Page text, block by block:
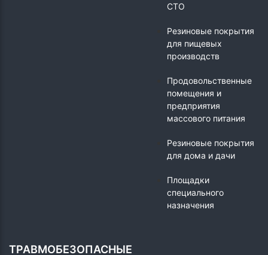
СТО
Резиновые покрытия
для пищевых
производств
Продовольственные
помещения и
предприятия
массового питания
Резиновые покрытия
для дома и дачи
Площадки
специального
назначения
ТРАВМОБЕЗОПАСНЫЕ